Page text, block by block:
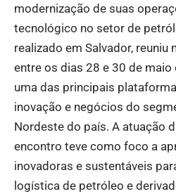
modernização de suas
tecnológico no setor de
realizado em Salvador,
entre os dias 28 e 30 de
uma das principais
inovação e negócios do
Nordeste do país. A atuação
encontro teve como foco a
inovadoras e sustentáveis
logística de petróleo e